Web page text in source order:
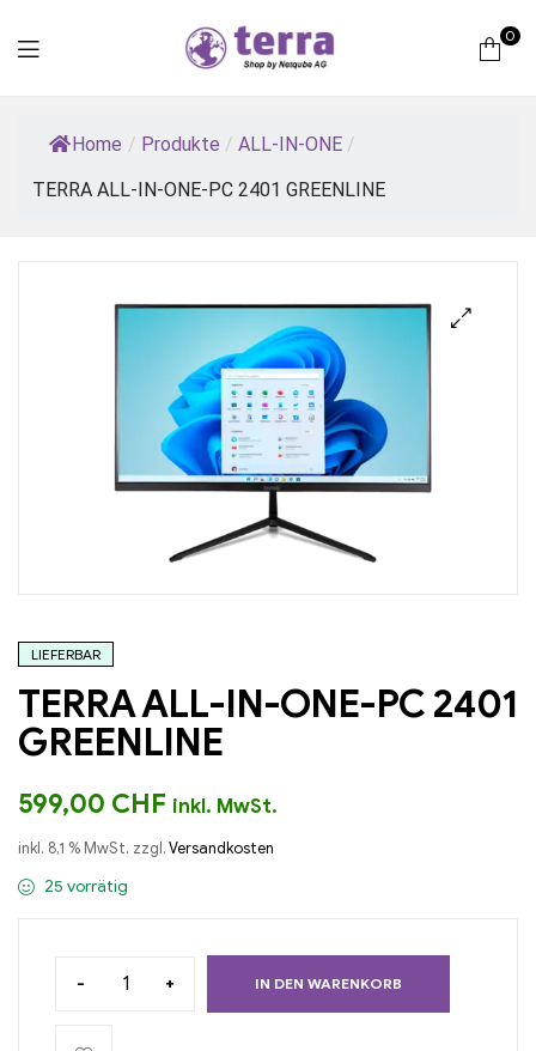
Computer
0
Home / Produkte / ALL-IN-ONE /
TERRA ALL-IN-ONE-PC 2401 GREENLINE
LIEFERBAR
TERRA ALL-IN-ONE-PC 2401
GREENLINE
599,00 CHF inkl. MwSt.
inkl. 8,1 % MwSt. zzgl.Versandkosten
25 vorrätig
- + IN DEN WARENKORB